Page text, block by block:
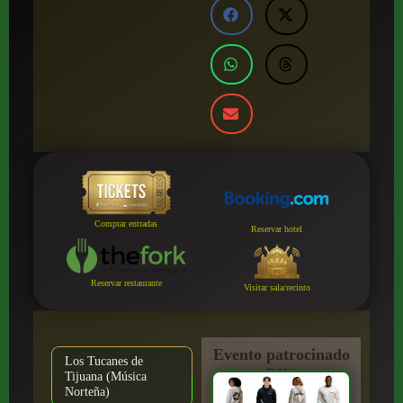
Comprar entradas
Reservar hotel
Reservar restaurante Visitar sala/recinto
Los Tucanes de
Tijuana (Música
Norteña)
Evento patrocinado
por: